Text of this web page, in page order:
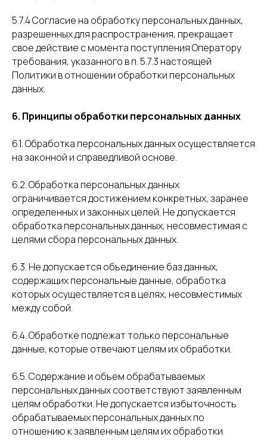
5.7.4 Согласие на обработку персональных данных,
разрешенных для распространения, прекращает
свое действие с момента поступления Оператору
требования, указанного в п. 5.7.3 настоящей
Политики в отношении обработки персональных
данных.
6. Принципы обработки персональных данных
6.1. Обработка персональных данных осуществляется
на законной и справедливой основе.
6.2. Обработка персональных данных
ограничивается достижением конкретных, заранее
определенных и законных целей. Не допускается
обработка персональных данных, несовместимая с
целями сбора персональных данных.
6.3. Не допускается объединение баз данных,
содержащих персональные данные, обработка
которых осуществляется в целях, несовместимых
между собой.
6.4. Обработке подлежат только персональные
данные, которые отвечают целям их обработки.
6.5. Содержание и объем обрабатываемых
персональных данных соответствуют заявленным
целям обработки. Не допускается избыточность
обрабатываемых персональных данных по
отношению к заявленным целям их обработки.